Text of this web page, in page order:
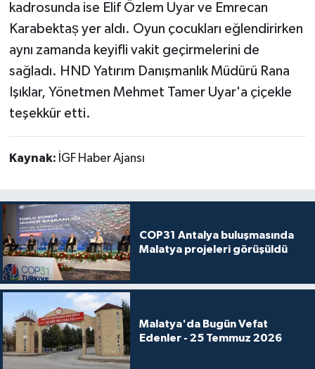
kadrosunda ise Elif Özlem Uyar ve Emrecan
Karabektaș yer aldı. Oyun çocukları eğlendirirken
aynı zamanda keyifli vakit geçirmelerini de
sağladı. HND Yatırım Danışmanlık Müdürü Rana
Işıklar, Yönetmen Mehmet Tamer Uyar'a çiçekle
teşekkür etti.
Kaynak: İGF Haber Ajansı
COP31 Antalya buluşmasında
Malatya projeleri görüşüldü
Malatya'da Bugün Vefat
Edenler - 25 Temmuz 2026